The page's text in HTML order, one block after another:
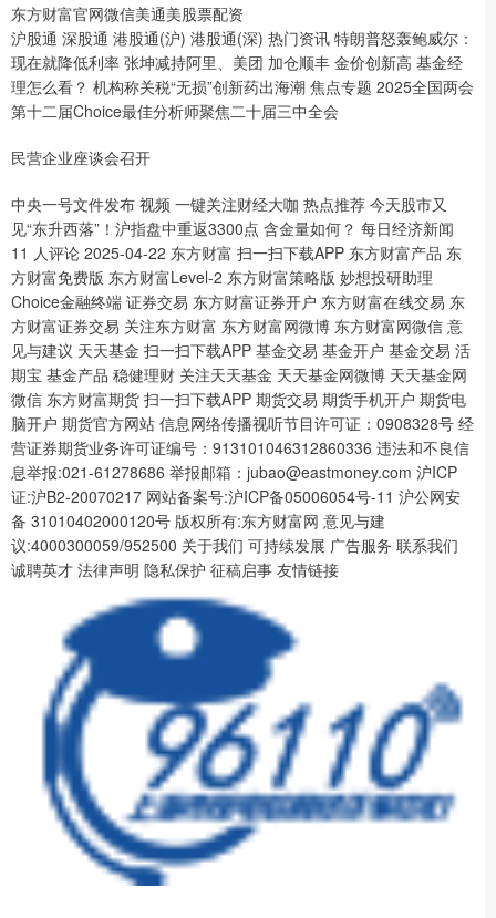
东方财富官网微信美通美股票配资
沪股通 深股通 港股通(沪) 港股通(深) 热门资讯 特朗普怒轰鲍威尔：
现在就降低利率 张坤减持阿里、美团 加仓顺丰 金价创新高 基金经
理怎么看？ 机构称关税“无损”创新药出海潮 焦点专题 2025全国两会
第十二届Choice最佳分析师聚焦二十届三中全会
民营企业座谈会召开
中央一号文件发布 视频 一键关注财经大咖 热点推荐 今天股市又
见“东升西落”！沪指盘中重返3300点 含金量如何？ 每日经济新闻
11 人评论 2025-04-22 东方财富 扫一扫下载APP 东方财富产品 东
方财富免费版 东方财富Level-2 东方财富策略版 妙想投研助理
Choice金融终端 证券交易 东方财富证券开户 东方财富在线交易 东
方财富证券交易 关注东方财富 东方财富网微博 东方财富网微信 意
见与建议 天天基金 扫一扫下载APP 基金交易 基金开户 基金交易 活
期宝 基金产品 稳健理财 关注天天基金 天天基金网微博 天天基金网
微信 东方财富期货 扫一扫下载APP 期货交易 期货手机开户 期货电
脑开户 期货官方网站 信息网络传播视听节目许可证：0908328号 经
营证券期货业务许可证编号：913101046312860336 违法和不良信
息举报:021-61278686 举报邮箱：jubao@eastmoney.com 沪ICP
证:沪B2-20070217 网站备案号:沪ICP备05006054号-11 沪公网安
备 31010402000120号 版权所有:东方财富网 意见与建
议:4000300059/952500 关于我们 可持续发展 广告服务 联系我们
诚聘英才 法律声明 隐私保护 征稿启事 友情链接